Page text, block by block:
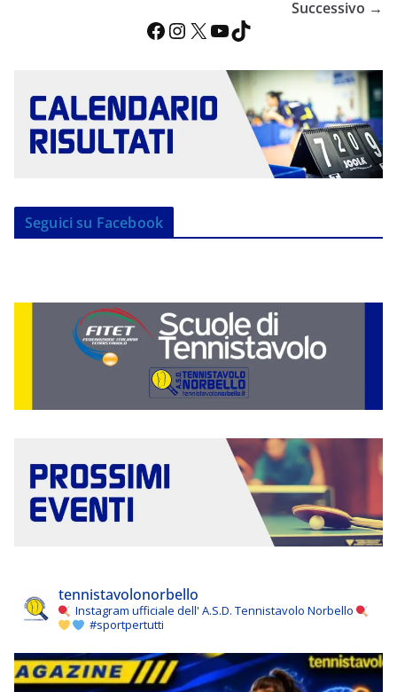
Successivo →
Facebook InstagramX YouTube TikTok
Seguici su Facebook
tennistavolonorbello
Instagram ufficiale dell' A.S.D. Tennistavolo Norbello
#sportpertutti